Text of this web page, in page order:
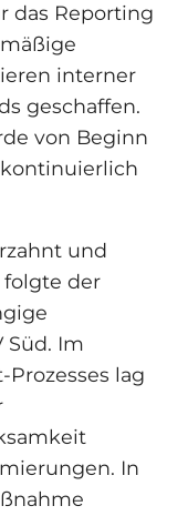
das Reporting
interner
geschaffen.
von Beginn
und
folgte der
Süd. Im
Prozesses lag
In